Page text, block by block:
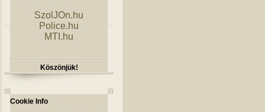
SzolJOn.hu
Police.hu
MTI.hu
Köszönjük!
Cookie Info